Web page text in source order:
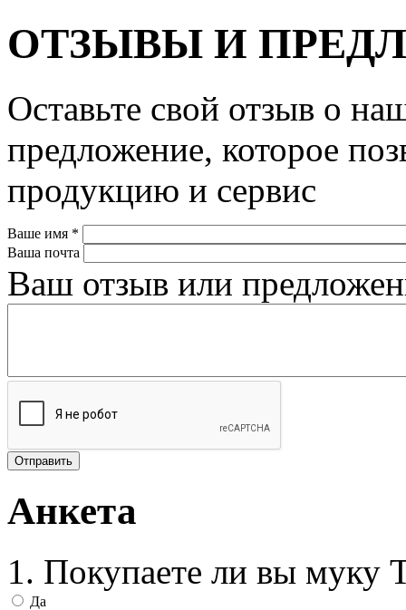
ОТЗЫВЫ И
Оставьте свой отзыв о
предложение, которое
продукцию и сервис
Ваше имя *
Ваша почта
Ваш отзыв или
Анкета
1. Покупаете ли вы
Да